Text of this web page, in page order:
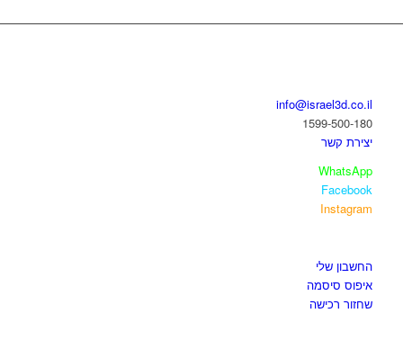
info@israel3d.co.il
1599-500-180
יצירת קשר
WhatsApp
Facebook
Instagram
החשבון שלי
איפוס סיסמה
שחזור רכישה